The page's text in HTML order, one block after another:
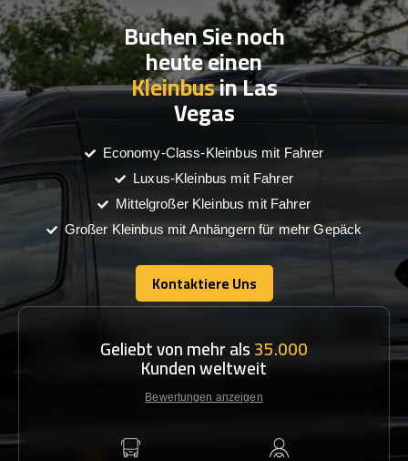
Buchen Sie noch
heute einen
Kleinbusin Las
Vegas
Economy-Class-Kleinbus mit Fahrer
Luxus-Kleinbus mit Fahrer
Mittelgroßer Kleinbus mit Fahrer
Großer Kleinbus mit Anhängern für mehr Gepäck
Kontaktiere Uns
Kontaktiere Uns
Geliebt von mehr als35.000
Kunden weltweit
Bewertungen anzeigen